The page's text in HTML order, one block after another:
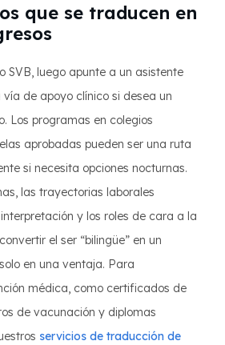
que se traducen en
SVB, luego apunte a un asistente
de apoyo clínico si desea un
Los programas en colegios
aprobadas pueden ser una ruta
si necesita opciones nocturnas.
las trayectorias laborales
y los roles de cara a la
el ser “bilingüe” en un
en una ventaja. Para
médica, como certificados de
de vacunación y diplomas
servicios de traducción de